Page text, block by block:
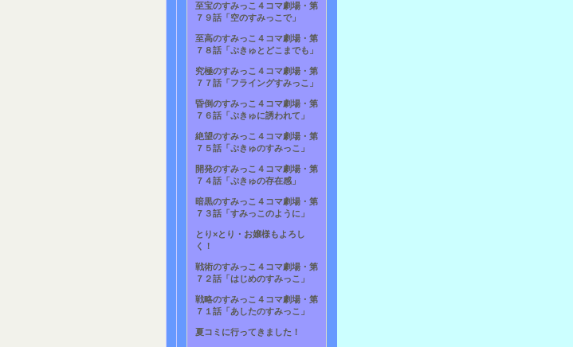
至宝のすみっこ４コマ劇場・第
７９話「空のすみっこで」
至高のすみっこ４コマ劇場・第
７８話「ぷきゅとどこまでも」
究極のすみっこ４コマ劇場・第
７７話「フライングすみっこ」
昏倒のすみっこ４コマ劇場・第
７６話「ぷきゅに誘われて」
絶望のすみっこ４コマ劇場・第
７５話「ぷきゅのすみっこ」
開発のすみっこ４コマ劇場・第
７４話「ぷきゅの存在感」
暗黒のすみっこ４コマ劇場・第
７３話「すみっこのように」
とり×とり・お嬢様もよろし
く！
戦術のすみっこ４コマ劇場・第
７２話「はじめのすみっこ」
戦略のすみっこ４コマ劇場・第
７１話「あしたのすみっこ」
夏コミに行ってきました！